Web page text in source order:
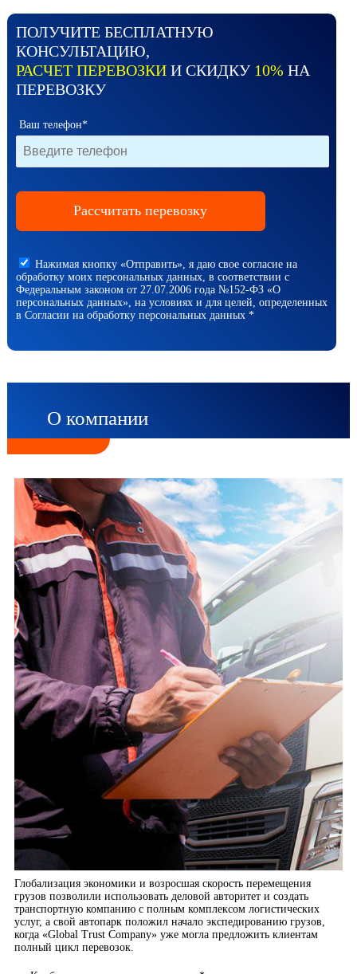
ПОЛУЧИТЕ БЕСПЛАТНУЮ
КОНСУЛЬТАЦИЮ,
РАСЧЕТ ПЕРЕВОЗКИИ СКИДКУ 10% НА
ПЕРЕВОЗКУ
Ваш телефон*
Нажимая кнопку «Отправить», я даю свое согласие на
обработку моих персональных данных, в соответствии с
Федеральным законом от 27.07.2006 года №152-ФЗ «О
персональных данных», на условиях и для целей, определенных
в Согласии на обработку персональных данных *
О компании
Глобализация экономики и возросшая скорость перемещения
грузов позволили использовать деловой авторитет и создать
транспортную компанию с полным комплексом логистических
услуг, а свой автопарк положил начало экспедированию грузов,
когда «Global Trust Company» уже могла предложить клиентам
полный цикл перевозок.